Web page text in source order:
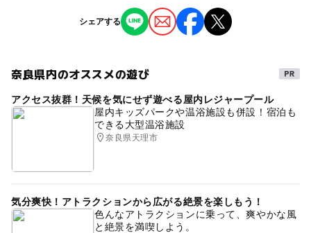
3歳･4歳･5歳･6歳(幼児)
予約ページ
予約はこちらから
ミニイベント
タグ
駐車場無料
シェアする
奈良県内のオススメの遊び
アクセス抜群！天候を気にせず遊べる屋内レジャープール
屋内キッズパークや温浴施設も併設！宿泊も
できる大型温浴施設
奈良県天理市
気分爽快！アトラクションから広がる絶景を楽しもう！
色んなアトラクションに乗って、爽やかな風
と絶景を満喫しよう。